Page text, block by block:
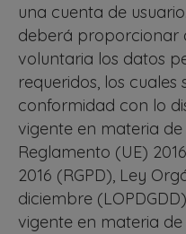
una cuenta de
deberá proporcionar
voluntaria los datos
requeridos, los
conformidad con lo
vigente en materia
Reglamento (UE)
2016 (RGPD), Ley
diciembre
vigente en materia